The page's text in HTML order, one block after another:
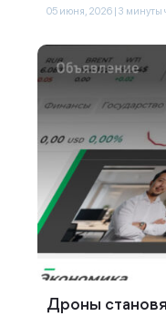
05 июня, 2026 | 3 минуты
Дроны